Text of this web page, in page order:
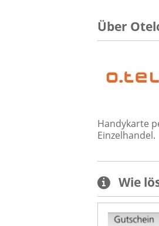
Über
Handykarte
Einzelhandel.
Wie